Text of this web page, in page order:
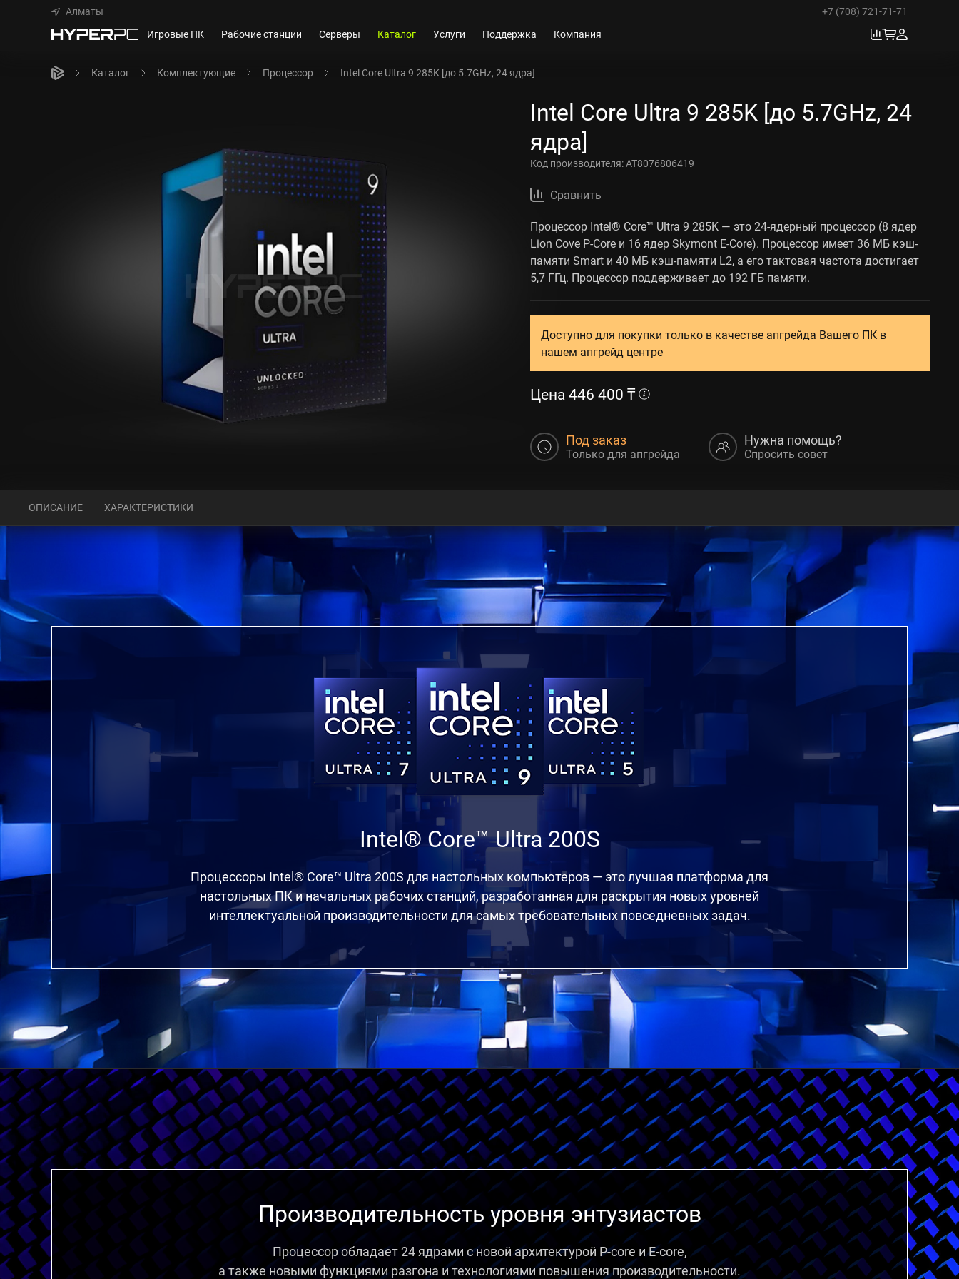
Алматы
+7 (708) 721-71-71
Игровые ПК
Рабочие станции Серверы Каталог Услуги Поддержка Компания
Каталог Комплектующие Процессор Intel Core Ultra 9 285K [до 5.7GHz, 24 ядра]
Intel Core Ultra 9 285K [до 5.7GHz, 24
ядра]
Код производителя:AT8076806419
Сравнить
Процессор Intel® Core™ Ultra 9 285K — это 24-ядерный процессор (8 ядер
Lion Cove P-Core и 16 ядер Skymont E-Core). Процессор имеет 36 МБ кэш-
памяти Smart и 40 МБ кэш-памяти L2, а его тактовая частота достигает
5,7 ГГц. Процессор поддерживает до 192 ГБ памяти.
Доступно для покупки только в качестве апгрейда Вашего ПК в
нашем апгрейд центре
Цена446 400 ₸
Под заказ
Только для апгрейда
Нужна помощь?
Спросить совет
ОПИСАНИЕ ХАРАКТЕРИСТИКИ
Intel® Core™ Ultra 200S
Процессоры Intel® Core™ Ultra 200S для настольных компьютеров — это лучшая платформа для
настольных ПК и начальных рабочих станций, разработанная для раскрытия новых уровней
интеллектуальной производительности для самых требовательных повседневных задач.
Производительность уровня энтузиастов
Процессор обладает 24 ядрами с новой архитектурой P-core и E-core,
а также новыми функциями разгона и технологиями повышения производительности.